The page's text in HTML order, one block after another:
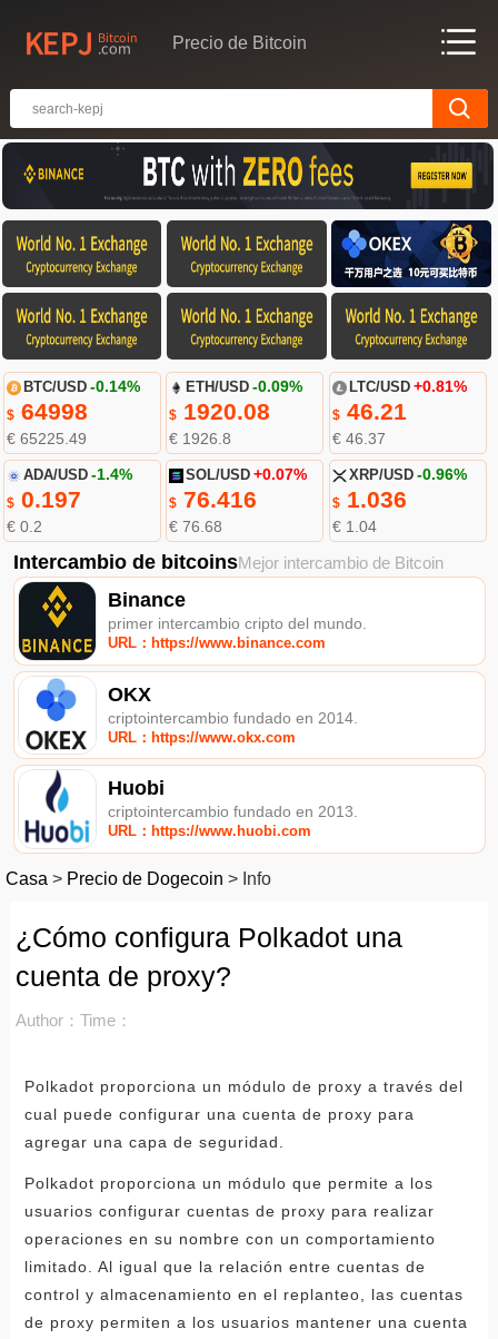
Precio de Bitcoin
BTC/USD -0.14%
$64998
€ 65225.49
ETH/USD -0.09%
$ 1920.08
€ 1926.8
LTC/USD +0.81%
$46.21
€ 46.37
ADA/USD -1.4%
$0.197
€ 0.2
SOL/USD +0.07%
$ 76.416
€ 76.68
XRP/USD -0.96%
$1.036
€ 1.04
Intercambio de bitcoinsMejor intercambio de Bitcoin
Binance
primer intercambio cripto del mundo.
URL：https://www.binance.com
OKX
criptointercambio fundado en 2014.
URL：https://www.okx.com
Huobi
criptointercambio fundado en 2013.
URL：https://www.huobi.com
Casa > Precio de Dogecoin > Info
¿Cómo configura Polkadot una
cuenta de proxy?
Author： Time：
Polkadot proporciona un módulo de proxy a través del
cual puede configurar una cuenta de proxy para
agregar una capa de seguridad.
Polkadot proporciona un módulo que permite a los
usuarios configurar cuentas de proxy para realizar
operaciones en su nombre con un comportamiento
limitado. Al igual que la relación entre cuentas de
control y almacenamiento en el replanteo, las cuentas
de proxy permiten a los usuarios mantener una cuenta